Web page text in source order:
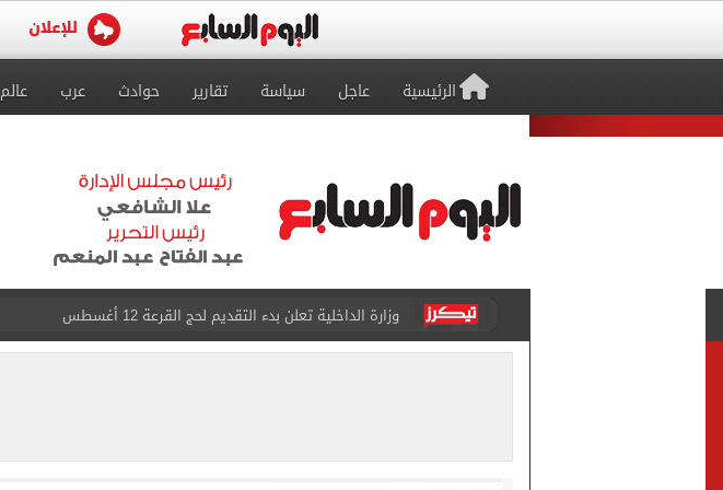
الرئيسية عاجل سياسة تقارير حوادث عرب عالم
محافظ القاهرة يخفض الحد الأدنى للقبول بمدارس الثانوي العام لـ220 درجة
محافظ القاهرة يخفض درجات القبول بمدارس التعليم الفني
مجلس الوزراء يوافق على 12 قرار خلال اجتماعه الأسبوعي.. تعرف عليهم